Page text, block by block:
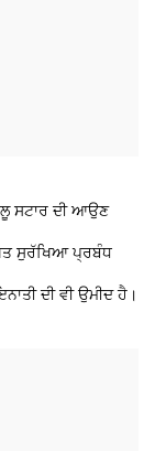
ਸਟਾਰ ਦੀ ਆਉਣ
ਸੁਰੱਖਿਆ ਪ੍ਰਬੰਧ
ਦੀ ਵੀ ਉਮੀਦ ਹੈ।